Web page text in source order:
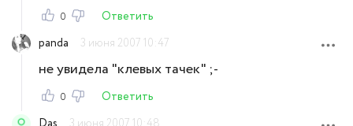
0
Ответить
panda
3 июня 2007 10:47
не увидела "клевых тачек" ;-
0
Ответить